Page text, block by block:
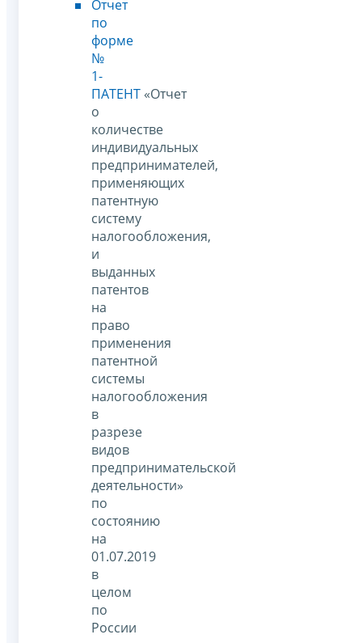
Отчет
по
форме
№
1-
ПАТЕНТ «Отчет
о
количестве
индивидуальных
предпринимателей,
применяющих
патентную
систему
налогообложения,
и
выданных
патентов
на
право
применения
патентной
системы
налогообложения
в
разрезе
видов
предпринимательской
деятельности»
по
состоянию
на
01.07.2019
в
целом
по
России